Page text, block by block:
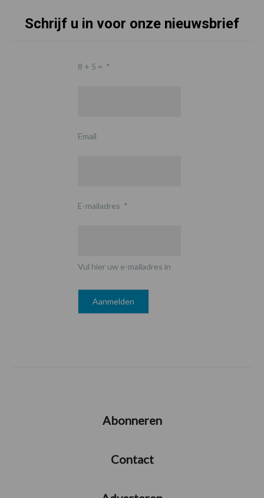
Schrijf u in voor onze nieuwsbrief
8 + 5 = *
Email
E-mailadres *
Vul hier uw e-mailadres in
Abonneren
Contact